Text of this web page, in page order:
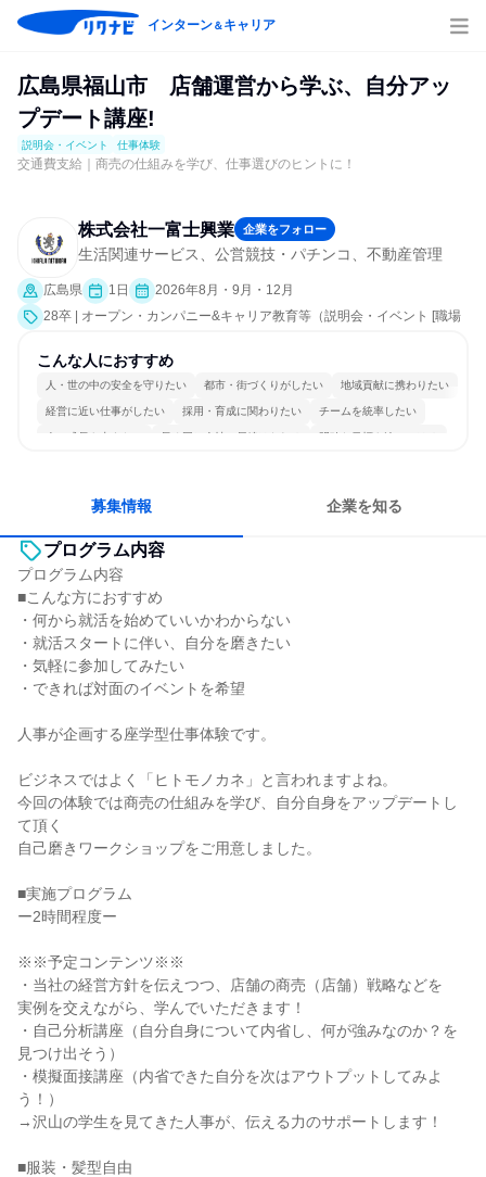
インターン＆キャリア
広島県福山市 店舗運営から学ぶ、自分アッ
プデート講座!
説明会・イベント 仕事体験
交通費支給｜商売の仕組みを学び、仕事選びのヒントに！
株式会社一富士興業 企業をフォロー
生活関連サービス、公営競技・パチンコ、不動産管理
広島県 1日
2026年8月・9月・12月
28卒 | オープン・カンパニー&キャリア教育等（説明会・イベント [職場
こんな人におすすめ
人・世の中の安全を守りたい 都市・街づくりがしたい 地域貢献に携わりたい
経営に近い仕事がしたい 採用・育成に関わりたい チームを統率したい
人の成長を支えたい 長く同じ会社に居続けられる 明確な目標を追いかける
募集情報 企業を知る
プログラム内容
プログラム内容
■こんな方におすすめ
・何から就活を始めていいかわからない
・就活スタートに伴い、自分を磨きたい
・気軽に参加してみたい
・できれば対面のイベントを希望
人事が企画する座学型仕事体験です。
ビジネスではよく「ヒトモノカネ」と言われますよね。
今回の体験では商売の仕組みを学び、自分自身をアップデートし
て頂く
自己磨きワークショップをご用意しました。
■実施プログラム
ー2時間程度ー
※※予定コンテンツ※※
・当社の経営方針を伝えつつ、店舗の商売（店舗）戦略などを
実例を交えながら、学んでいただきます！
・自己分析講座（自分自身について内省し、何が強みなのか？を
見つけ出そう）
・模擬面接講座（内省できた自分を次はアウトプットしてみよ
う！）
→沢山の学生を見てきた人事が、伝える力のサポートします！
■服装・髪型自由